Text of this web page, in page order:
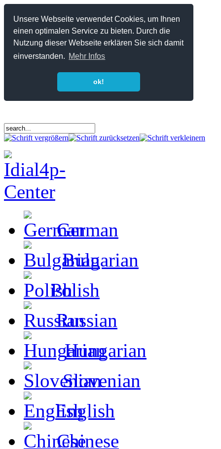
Unsere Webseite verwendet Cookies, um Ihnen
einen optimalen Service zu bieten. Durch die
Nutzung dieser Webseite erklären Sie sich damit
einverstanden. Mehr Infos
ok!
German
Bulgarian
Polish
Russian
Hungarian
Slovenian
English
Chinese